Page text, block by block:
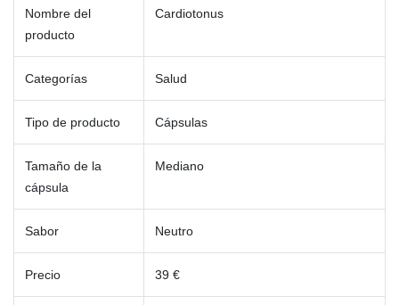
Nombre del
producto
Cardiotonus
Categorías Salud
Tipo de producto Cápsulas
Tamaño de la
cápsula
Mediano
Sabor Neutro
Precio 39 €